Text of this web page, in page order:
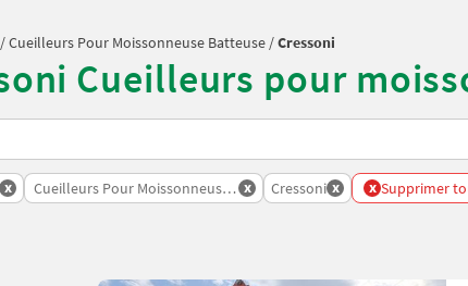
/Cueilleurs Pour Moissonneuse Batteuse /Cressoni
Cueilleurs pour
triées sur Landwirt.com
x Cueilleurs Pour Moissonneuse Batteuse
x Cressoni x x Supprimer